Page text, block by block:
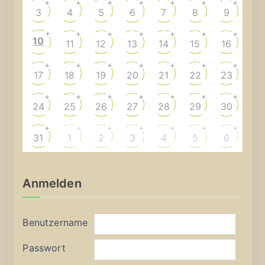
3
+
4
+
5
+
6
+
7
+
8
+
9
+
10
+
11
+
12
+
13
+
14
+
15
+
16
+
17
+
18
+
19
+
20
+
21
+
22
+
23
+
24
+
25
+
26
+
27
+
28
+
29
+
30
+
31
+
1
+
2
+
3
+
4
+
5
+
6
+
Anmelden
Benutzername
Passwort